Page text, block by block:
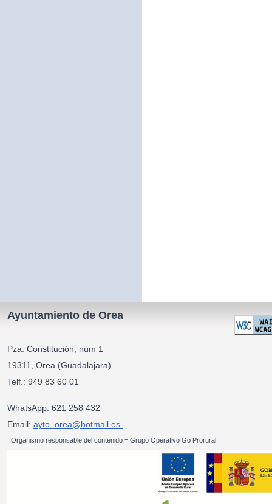
Ayuntamiento de Orea
Pza. Constitución, núm 1
19311, Orea (Guadalajara)
Telf.: 949 83 60 01
WhatsApp: 621 258 432
Email: ayto_orea@hotmail.es
Organismo responsable del contenido = Grupo Operativo Go Prorural.